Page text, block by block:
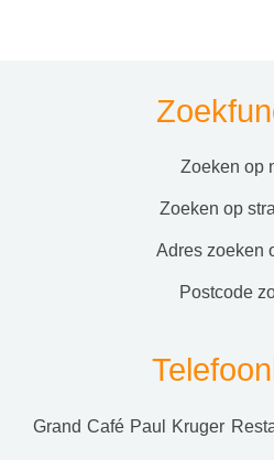
zoeken op
zoeken op
adres zoeken
postcode
Grand Café Paul Kruger